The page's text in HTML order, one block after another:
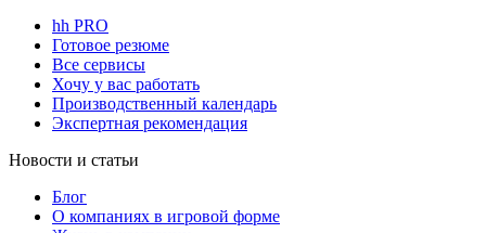
hh PRO
Готовое резюме
Все сервисы
Хочу у вас работать
Производственный календарь
Экспертная рекомендация
Новости и статьи
Блог
О компаниях в игровой форме